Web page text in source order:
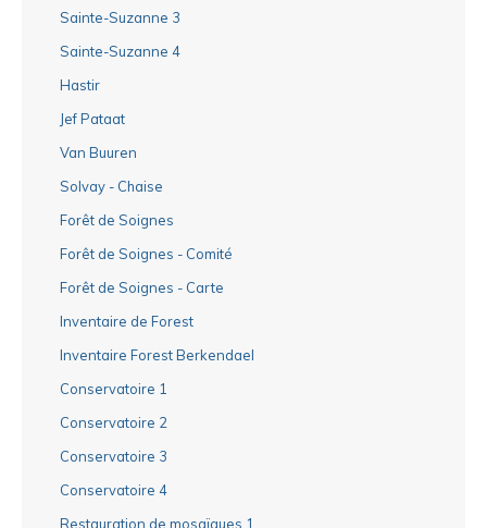
Sainte-Suzanne 3
Sainte-Suzanne 4
Hastir
Jef Pataat
Van Buuren
Solvay - Chaise
Forêt de Soignes
Forêt de Soignes - Comité
Forêt de Soignes - Carte
Inventaire de Forest
Inventaire Forest Berkendael
Conservatoire 1
Conservatoire 2
Conservatoire 3
Conservatoire 4
Restauration de mosaïques 1